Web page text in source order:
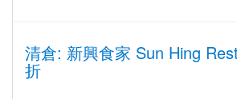
清倉: 新興食家 Sun Hing
折